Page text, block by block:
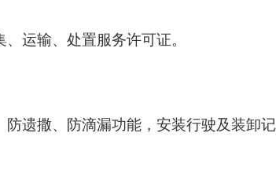
运输、处置服务许可证。
遗撒、防滴漏功能，安装行驶及装卸记